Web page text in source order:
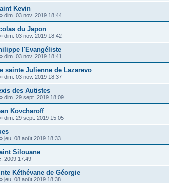
Kevin
dim. 03 nov. 2019 18:44
du Japon
dim. 03 nov. 2019 18:42
l'Evangéliste
dim. 03 nov. 2019 18:41
sainte Julienne de Lazarevo
dim. 03 nov. 2019 18:37
des Autistes
dim. 29 sept. 2019 18:09
Kovcharoff
dim. 29 sept. 2019 15:05
jeu. 08 août 2019 18:33
Silouane
2009 17:49
Kéthévane de Géorgie
jeu. 08 août 2019 18:38